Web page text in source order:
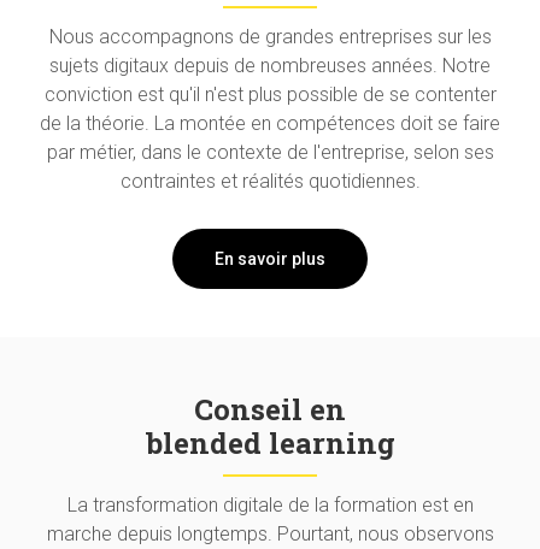
Nous accompagnons de grandes entreprises sur les
sujets digitaux depuis de nombreuses années. Notre
conviction est qu'il n'est plus possible de se contenter
de la théorie. La montée en compétences doit se faire
par métier, dans le contexte de l'entreprise, selon ses
contraintes et réalités quotidiennes.
En savoir plus
Conseil en
blended learning
La transformation digitale de la formation est en
marche depuis longtemps. Pourtant, nous observons